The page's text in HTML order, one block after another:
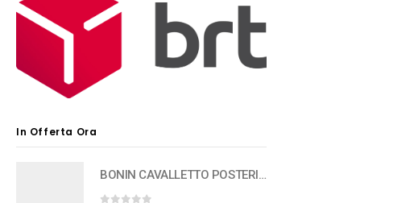
In Offerta Ora
BONIN CAVALLETTO POSTERIORE AL CARRO 24 -29 REGOLABILE